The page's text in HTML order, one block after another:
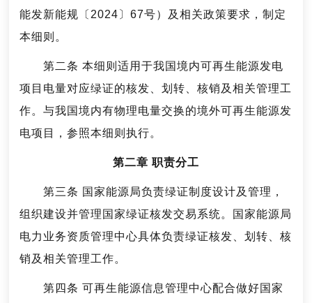
能发新能规〔2024〕67号）及相关政策要求，制定
本细则。
第二条 本细则适用于我国境内可再生能源发电
项目电量对应绿证的核发、划转、核销及相关管理工
作。与我国境内有物理电量交换的境外可再生能源发
电项目，参照本细则执行。
第二章 职责分工
第三条 国家能源局负责绿证制度设计及管理，
组织建设并管理国家绿证核发交易系统。国家能源局
电力业务资质管理中心具体负责绿证核发、划转、核
销及相关管理工作。
第四条 可再生能源信息管理中心配合做好国家